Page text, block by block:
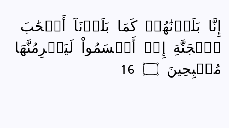
إِنَّا بَلَوۡنَٰهُمۡ كَمَا بَلَوۡنَآ أَصۡحَٰبَ
ٱلۡجَنَّةِ إِذۡ أَقۡسَمُواْ لَيَصۡرِمُنَّهَا
مُصۡبِحِينَ ۝ 16